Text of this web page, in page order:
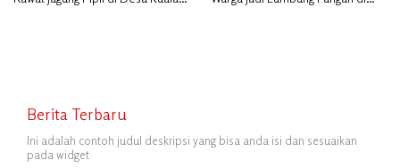
Berita Terbaru
Ini adalah contoh judul deskripsi yang bisa anda isi dan sesuaikan
pada widget